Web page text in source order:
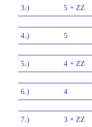
3.) 5 + ZZ
4.) 5
5.) 4 + ZZ
6.) 4
7.) 3 + ZZ